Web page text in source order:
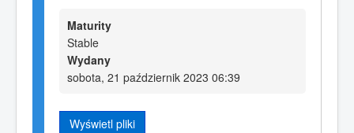
Maturity
Stable
Wydany
sobota, 21 październik 2023 06:39
Wyświetl pliki